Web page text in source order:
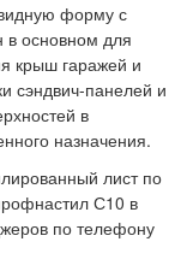
форму с
основном для
крыш гаражей и
сэндвич-панелей и
в
назначения.
лист по
С10 в
по телефону